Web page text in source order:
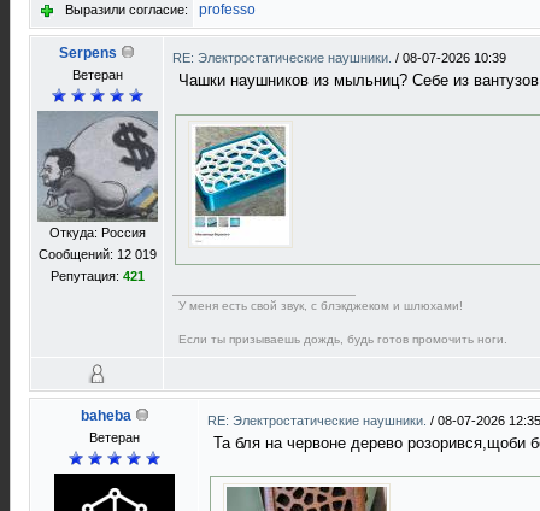
Выразили согласие: professo
Serpens
Ветеран
Откуда: Россия
Сообщений: 12 019
Репутация: 421
RE: Электростатические наушники. / 08-07-2026 10:39
Чашки наушников из мыльниц? Себе из
У меня есть свой звук, с блэкджеком и шлюхами!
Если ты призываешь дождь, будь готов промочить ноги.
baheba
Ветеран
RE: Электростатические наушники. / 08-07-2026 12:35
Та бля на червоне дерево розорився,щоби